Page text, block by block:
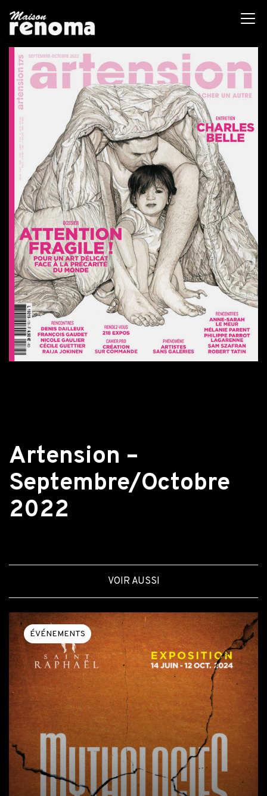
Artension –
Septembre/Octobre
2022
VOIR AUSSI
ÉVÉNEMENTS